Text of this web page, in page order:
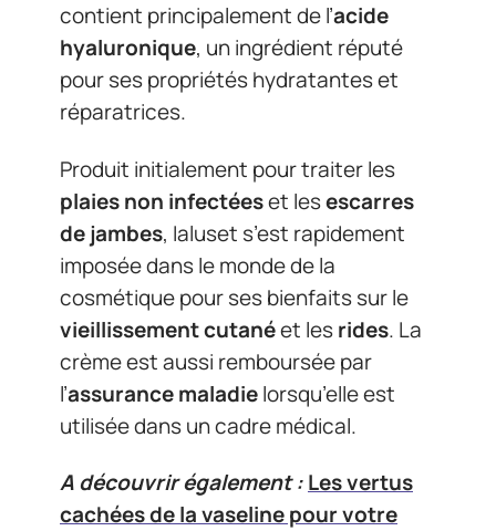
contient principalement de l’acide
hyaluronique, un ingrédient réputé
pour ses propriétés hydratantes et
réparatrices.
Produit initialement pour traiter les
plaies non infectéeset lesescarres
de jambes, Ialuset s’est rapidement
imposée dans le monde de la
cosmétique pour ses bienfaits sur le
vieillissement cutanéet lesrides. La
crème est aussi remboursée par
l’assurance maladielorsqu’elle est
utilisée dans un cadre médical.
A découvrir également :Les vertus
cachées de la vaseline pour votre